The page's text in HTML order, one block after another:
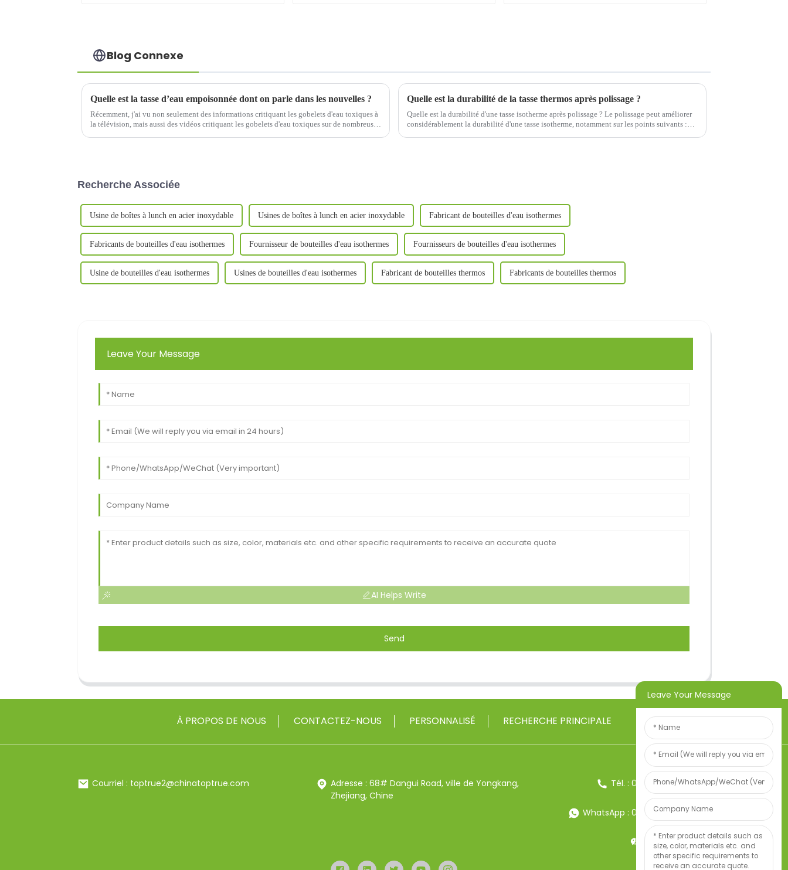
Blog Connexe
Quelle est la tasse d’eau empoisonnée dont on parle dans les nouvelles ?
Récemment, j'ai vu non seulement des informations critiquant les gobelets d'eau toxiques à
la télévision, mais aussi des vidéos critiquant les gobelets d'eau toxiques sur de nombreuses
Quelle est la durabilité de la tasse thermos après polissage ?
Quelle est la durabilité d'une tasse isotherme après polissage ? Le polissage peut améliorer
considérablement la durabilité d'une tasse isotherme, notamment sur les points suivants :
Recherche Associée
Usine de boîtes à lunch en acier inoxydable Usines de boîtes à lunch en acier inoxydable Fabricant de bouteilles d'eau isothermes
Fabricants de bouteilles d'eau isothermes Fournisseur de bouteilles d'eau isothermes Fournisseurs de bouteilles d'eau isothermes
Usine de bouteilles d'eau isothermes Usines de bouteilles d'eau isothermes Fabricant de bouteilles thermos Fabricants de bouteilles thermos
Leave Your Message
AI Helps Write
Send
À PROPOS DE NOUS CONTACTEZ-NOUS PERSONNALISÉ RECHERCHE PRINCIPALE
Courriel : toptrue2@chinatoptrue.com
Adresse : 68# Dangui Road, ville de Yongkang,
Zhejiang, Chine
Tél. : 0086-13857957906
WhatsApp : 0086-13857957906
Poids:34247497
Leave Your Message